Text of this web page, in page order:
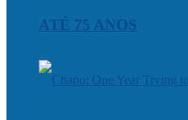
ATÉ 75 ANOS